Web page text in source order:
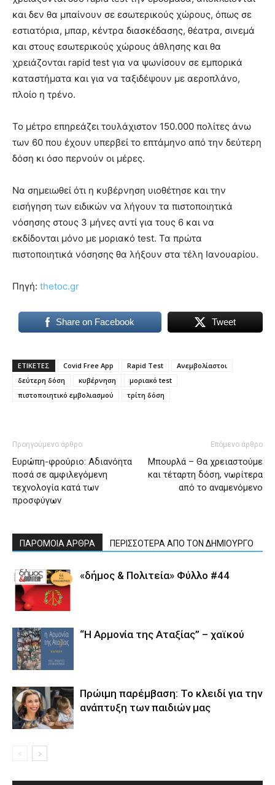
και δεν θα μπαίνουν σε εσωτερικούς χώρους, όπως σε
εστιατόρια, μπαρ, κέντρα διασκέδασης, θέατρα, σινεμά
και στους εσωτερικούς χώρους άθλησης και θα
χρειάζονται rapid test για να ψωνίσουν σε εμπορικά
καταστήματα και για να ταξιδέψουν με αεροπλάνο,
πλοίο η τρένο.
Το μέτρο επηρεάζει τουλάχιστoν 150.000 πολίτες άνω
των 60 που έχουν υπερβεί το επτάμηνο από την δεύτερη
δόση κι όσο περνούν οι μέρες.
Να σημειωθεί ότι η κυβέρνηση υιοθέτησε και την
εισήγηση των ειδικών να λήγουν τα πιστοποιητικά
νόσησης στους 3 μήνες αντί για τους 6 και να
εκδίδονται μόνο με μοριακό test. Τα πρώτα
πιστοποιητικά νόσησης θα λήξουν στα τέλη Ιανουαρίου.
Πηγή: thetoc.gr
Share on Facebook Tweet
ΕΤΙΚΕΤΕΣ Covid Free App Rapid Test
Ανεμβολίαστοι
δεύτερη δόση
κυβέρνηση
μοριακό test
πιστοποιητικό εμβολιασμού
τρίτη δόση
Προηγούμενο άρθρο
Ευρώπη-φρούριο: Αδιανόητα
ποσά σε αμφιλεγόμενη
τεχνολογία κατά των
προσφύγων
Επόμενο άρθρο
Μπουρλά – Θα χρειαστούμε
και τέταρτη δόση, νωρίτερα
από το αναμενόμενο
ΠΑΡΟΜΟΙΑ ΑΡΘΡΑ ΠΕΡΙΣΣΟΤΕΡΑ ΑΠΟ ΤΟΝ ΔΗΜΙΟΥΡΓΟ
«δήμος & Πολιτεία» Φύλλο #44
“Η Αρμονία της Αταξίας” – χαϊκού
Πρώιμη παρέμβαση: Το κλειδί για την
ανάπτυξη των παιδιών µας